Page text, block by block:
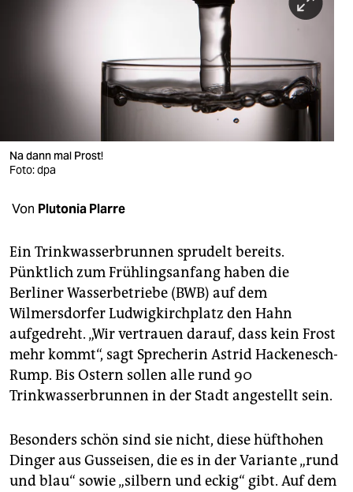
verlag
verlag
veranstaltungen
fragen & hilfe
unterstützen
abo
genossenschaft
epaper login
Na dann mal Prost!
Foto: dpa
Von Plutonia Plarre
Ein Trinkwasserbrunnen sprudelt bereits.
Pünktlich zum Frühlingsanfang haben die
Berliner Wasserbetriebe (BWB) auf dem
Wilmersdorfer Ludwigkirchplatz den Hahn
aufgedreht. „Wir vertrauen darauf, dass kein Frost
mehr kommt“, sagt Sprecherin Astrid Hackenesch-
Rump. Bis Ostern sollen alle rund 90
Trinkwasserbrunnen in der Stadt angestellt sein.
Besonders schön sind sie nicht, diese hüfthohen
Dinger aus Gusseisen, die es in der Variante „rund
und blau“ sowie „silbern und eckig“ gibt. Auf dem